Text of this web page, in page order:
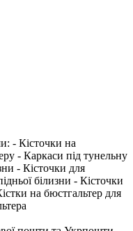
- Кісточки на
- Каркаси під тунельну
- Кісточки для
білизни - Кісточки
на бюстгальтер для